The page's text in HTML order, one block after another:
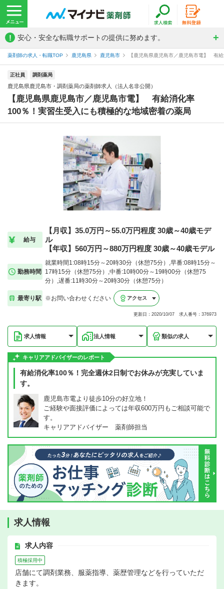
! 安心・安全な転職サポートの提供に努めます。
薬剤師の求人・転職TOP 鹿児島県 鹿児島市 【鹿児島県鹿児島市／鹿児島市電】 有
正社員 調剤薬局
鹿児島県鹿児島市・調剤薬局の薬剤師求人（法人名非公開）
【鹿児島県鹿児島市／鹿児島市電】 有給消化率
100％！実習生受入にも積極的な地域密着の薬局
給与
【月収】35.0万円～55.0万円程度 30歳～40歳モデ
ル
【年収】560万円～880万円程度 30歳～40歳モデル
勤務時間
就業時間1:08時15分～20時30分（休憩75分）,早番:08時15分～
17時15分（休憩75分）,中番:10時00分～19時00分（休憩75
分）,遅番:11時30分～20時30分（休憩75分）
最寄り駅 ※お問い合わせください アクセス
更新日：2020/10/07 求人番号：376973
求人情報 法人情報 類似の求人
キャリアアドバイザーのレポート
有給消化率100％！完全週休2日制でお休みが充実していま
す。
鹿児島市電より徒歩10分の好立地！
ご経験や面接評価によっては年収600万円もご相談可能で
す。
キャリアアドバイザー 薬剤師担当
求人情報
求人内容
積極採用中
店舗にて調剤業務、服薬指導、薬歴管理などを行っていただ
きます。